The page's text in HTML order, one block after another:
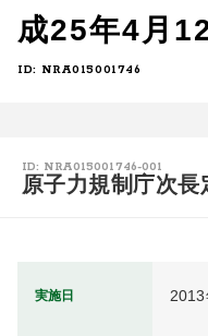
成25年4月
ID: NRA015001746
ID: NRA015001746-001
原子力規制庁次長
実施日